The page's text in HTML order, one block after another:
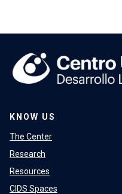
KNOW US
The Center
Research
Resources
CIDS Spaces